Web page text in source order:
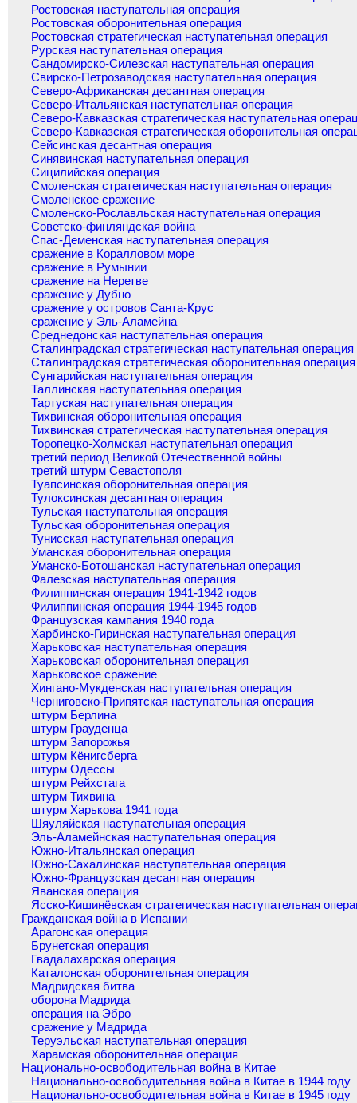
Ростовская наступательная операция
Ростовская оборонительная операция
Ростовская стратегическая наступательная операция
Рурская наступательная операция
Сандомирско-Силезская наступательная операция
Свирско-Петрозаводская наступательная операция
Северо-Африканская десантная операция
Северо-Итальянская наступательная операция
Северо-Кавказская стратегическая наступательная
Северо-Кавказская стратегическая оборонительная
Сейсинская десантная операция
Синявинская наступательная операция
Сицилийская операция
Смоленская стратегическая наступательная операция
Смоленское сражение
Смоленско-Рославльская наступательная операция
Советско-финляндская война
Спас-Деменская наступательная операция
сражение в Коралловом море
сражение в Румынии
сражение на Неретве
сражение у Дубно
сражение у островов Санта-Крус
сражение у Эль-Аламейна
Среднедонская наступательная операция
Сталинградская стратегическая наступательная операция
Сталинградская стратегическая оборонительная операция
Сунгарийская наступательная операция
Таллинская наступательная операция
Тартуская наступательная операция
Тихвинская оборонительная операция
Тихвинская стратегическая наступательная операция
Торопецко-Холмская наступательная операция
третий период Великой Отечественной войны
третий штурм Севастополя
Туапсинская оборонительная операция
Тулоксинская десантная операция
Тульская наступательная операция
Тульская оборонительная операция
Тунисская наступательная операция
Уманская оборонительная операция
Уманско-Ботошанская наступательная операция
Фалезская наступательная операция
Филиппинская операция 1941-1942 годов
Филиппинская операция 1944-1945 годов
Французская кампания 1940 года
Харбинско-Гиринская наступательная операция
Харьковская наступательная операция
Харьковская оборонительная операция
Харьковское сражение
Хингано-Мукденская наступательная операция
Черниговско-Припятская наступательная операция
штурм Берлина
штурм Грауденца
штурм Запорожья
штурм Кёнигсберга
штурм Одессы
штурм Рейхстага
штурм Тихвина
штурм Харькова 1941 года
Шяуляйская наступательная операция
Эль-Аламейнская наступательная операция
Южно-Итальянская операция
Южно-Сахалинская наступательная операция
Южно-Французская десантная операция
Яванская операция
Ясско-Кишинёвская стратегическая наступательная
Гражданская война в Испании
Арагонская операция
Брунетская операция
Гвадалахарская операция
Каталонская оборонительная операция
Мадридская битва
оборона Мадрида
операция на Эбро
сражение у Мадрида
Теруэльская наступательная операция
Харамская оборонительная операция
Национально-освободительная война в Китае
Национально-освободительная война в Китае в 1944 году
Национально-освободительная война в Китае в 1945 году